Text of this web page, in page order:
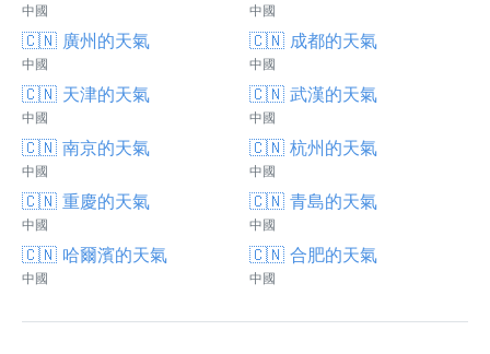
中國 中國
🇨🇳 廣州的天氣
中國
🇨🇳 成都的天氣
中國
🇨🇳 天津的天氣
中國
🇨🇳 武漢的天氣
中國
🇨🇳 南京的天氣
中國
🇨🇳 杭州的天氣
中國
🇨🇳 重慶的天氣
中國
🇨🇳 青島的天氣
中國
🇨🇳 哈爾濱的天氣
中國
🇨🇳 合肥的天氣
中國